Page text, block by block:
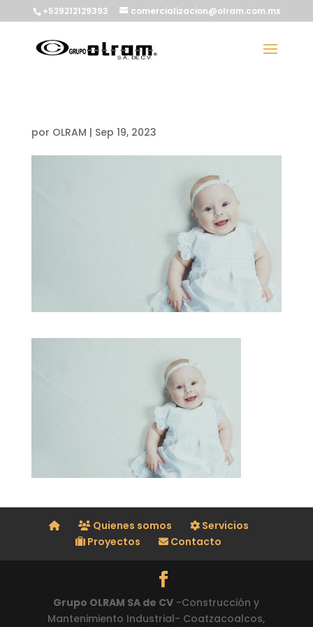
+529212129393 comercializacion@olram.com.mx
por OLRAM | Sep 19, 2023
Quienes somos
Servicios
Proyectos
Contacto
Grupo OLRAM SA de CV -Construcción y
Mantenimiento Industrial- Coatzacoalcos,